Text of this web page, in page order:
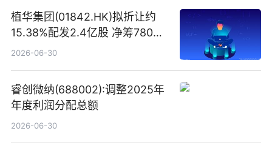
植华集团(01842.HK)拟折让约
15.38%配发2.4亿股 净筹780万
港元
2026-06-30
睿创微纳(688002):调整2025年
年度利润分配总额
2026-06-30